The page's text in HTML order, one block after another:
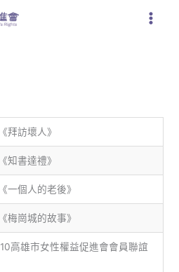
拜訪壞人》
知書達禮》
一個人的老後》
梅崗城的故事》
高雄市女性權益促進會會員聯誼